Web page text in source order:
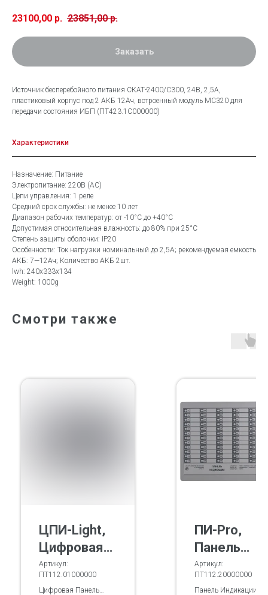
23100,00 р. 23851,00 р.
Заказать
Источник бесперебойного питания СКАТ-2400/С300, 24В, 2,5А,
пластиковый корпус под 2 АКБ 12Ач, встроенный модуль МС320 для
передачи состояния ИБП (ПТ423.1С000000)
Характеристики
Назначение: Питание
Электропитание: 220В (АС)
Цепи управления: 1 реле
Средний срок службы: не менее 10 лет
Диапазон рабочих температур: от -10°C до +40°C
Допустимая относительная влажность: до 80% при 25°C
Степень защиты оболочки: IP20
Особенности: Ток нагрузки номинальный до 2,5А; рекомендуемая емкость
АКБ: 7—12Ач; Количество АКБ 2шт.
lwh: 240x333x134
Weight: 1000g
Смотри также
ЦПИ-Light,
Цифровая
Панель
Индикации
Артикул:
ПТ112.01000000
Цифровая Панель
ПИ-Pro,
Панель
Индикации
исполнения
Артикул:
ПТ112.20000000
Панель Индикации